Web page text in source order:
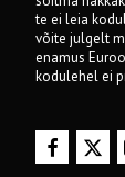
te ei leia
võite julgelt
enamus
kodulehel ei